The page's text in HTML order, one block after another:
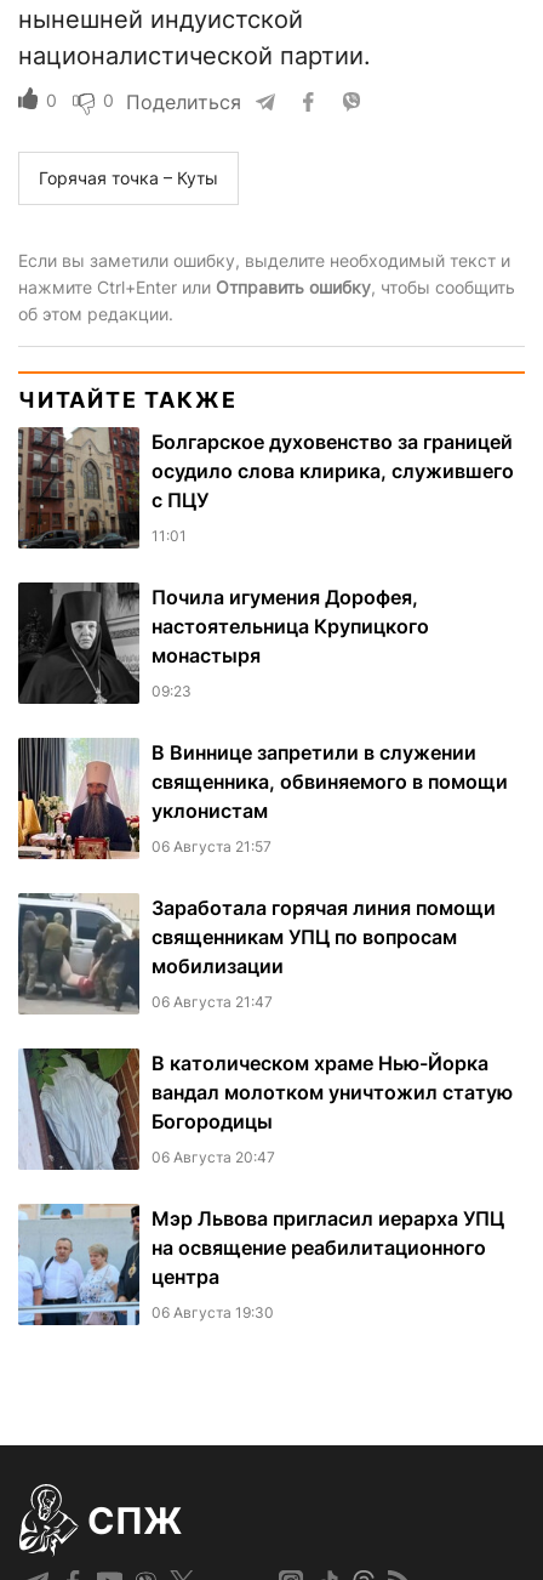
нынешней индуистской
националистической партии.
0 0 Поделиться
Горячая точка – Куты
Если вы заметили ошибку, выделите необходимый текст и
нажмите Ctrl+Enter или Отправить ошибку, чтобы сообщить
об этом редакции.
ЧИТАЙТЕ ТАКЖЕ
Болгарское духовенство за границей
осудило слова клирика, служившего
с ПЦУ
11:01
Почила игумения Дорофея,
настоятельница Крупицкого
монастыря
09:23
В Виннице запретили в служении
священника, обвиняемого в помощи
уклонистам
06 Августа 21:57
Заработала горячая линия помощи
священникам УПЦ по вопросам
мобилизации
06 Августа 21:47
В католическом храме Нью-Йорка
вандал молотком уничтожил статую
Богородицы
06 Августа 20:47
Мэр Львова пригласил иерарха УПЦ
на освящение реабилитационного
центра
06 Августа 19:30
СПЖ